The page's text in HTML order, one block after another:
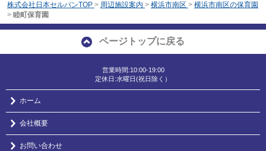
株式会社日本セルバンTOP > 周辺施設案内 > 横浜市南区 > 横浜市南区の保育園
> 睦町保育園
ページトップに戻る
営業時間:10:00-19:00
定休日:水曜日(祝日除く）
ホーム
会社概要
お問い合わせ